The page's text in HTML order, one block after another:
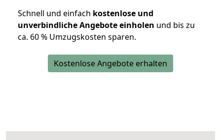
Schnell und einfach kostenlose und
unverbindliche Angebote einholen und bis zu
ca. 60 % Umzugskosten sparen.
Kostenlose Angebote erhalten